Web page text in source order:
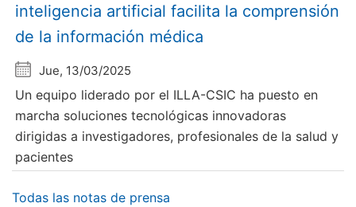
inteligencia artificial facilita la comprensión
de la información médica
Jue, 13/03/2025
Un equipo liderado por el ILLA-CSIC ha puesto en
marcha soluciones tecnológicas innovadoras
dirigidas a investigadores, profesionales de la salud y
pacientes
Todas las notas de prensa